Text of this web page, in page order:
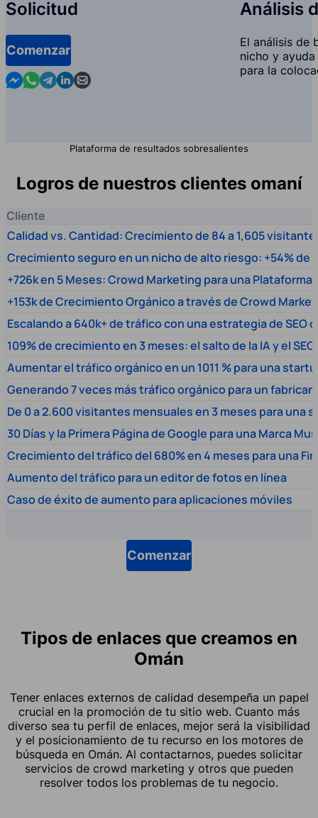
Solicitud
Comenzar
Contact us in Messenger
Contact us in WhatsApp
Contact us in Telegram
Contact us in Linkedin
Contact us by email
Análisis
El análisis de
nicho y
para la
Plataforma de resultados sobresalientes
Logros de nuestros clientes omaní
Cliente
Calidad vs. Cantidad: Crecimiento de 84 a 1,605
Crecimiento seguro en un nicho de alto riesgo: +54% de
+726k en 5 Meses: Crowd Marketing para una
+153k de Crecimiento Orgánico a través de Crowd
Escalando a 640k+ de tráfico con una estrategia de SEO
109% de crecimiento en 3 meses: el salto de la IA y el SEO
Aumentar el tráfico orgánico en un 1011 % para una
Generando 7 veces más tráfico orgánico para un
De 0 a 2.600 visitantes mensuales en 3 meses para una
30 Días y la Primera Página de Google para una Marca
Crecimiento del tráfico del 680% en 4 meses para una
Aumento del tráfico para un editor de fotos en línea
Caso de éxito de aumento para aplicaciones móviles
Comenzar
Tipos de enlaces que creamos en
Omán
Tener enlaces externos de calidad desempeña un papel
crucial en la promoción de tu sitio web. Cuanto más
diverso sea tu perfil de enlaces, mejor será la visibilidad
y el posicionamiento de tu recurso en los motores de
búsqueda en Omán. Al contactarnos, puedes solicitar
servicios de crowd marketing y otros que pueden
resolver todos los problemas de tu negocio.